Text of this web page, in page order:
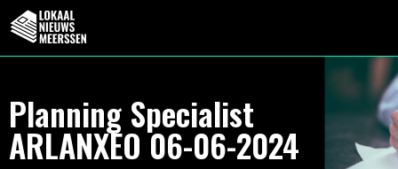
Planning Specialist
ARLANXEO 06-06-2024